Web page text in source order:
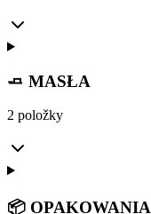
🧈 MASŁA
2 položky
📦 OPAKOWANIA